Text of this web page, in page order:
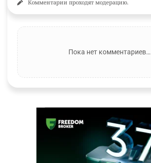
Комментарии проходят модерацию.
Пока нет комментариев…